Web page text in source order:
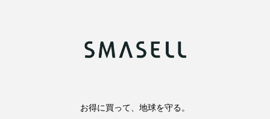
お得に買って、地球を守る。